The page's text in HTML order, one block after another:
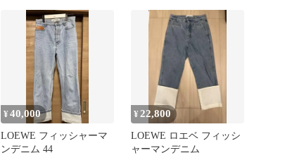
ルー
¥40,000
LOEWE フィッシャーマ
ンデニム 44
¥ 22,800
LOEWE ロエベ フィッシ
ャーマンデニム